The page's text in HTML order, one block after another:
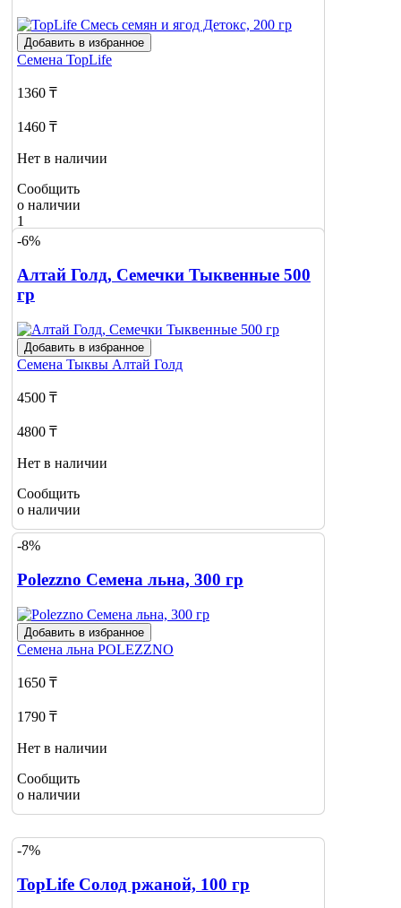
Добавить в избранное
Семена TopLife
1360 ₸
1460 ₸
Нет в наличии
Сообщить
о наличии
1
-6%
Алтай Голд, Семечки Тыквенные 500
гр
Добавить в избранное
Семена Тыквы Алтай Голд
4500 ₸
4800 ₸
Нет в наличии
Сообщить
о наличии
-8%
Polezzno Семена льна, 300 гр
Добавить в избранное
Семена льна POLEZZNO
1650 ₸
1790 ₸
Нет в наличии
Сообщить
о наличии
-7%
TopLife Солод ржаной, 100 гр